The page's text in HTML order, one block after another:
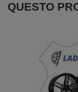
QUESTO